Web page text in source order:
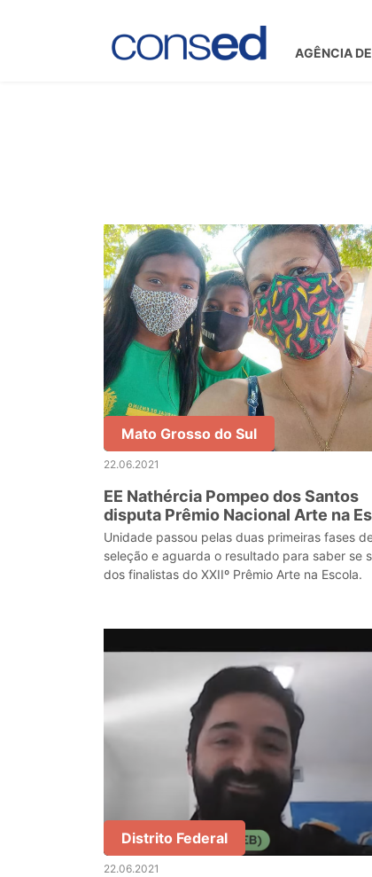
AGÊNCIA
Mato Grosso do Sul
22.06.2021
EE Nathércia Pompeo dos Santos
disputa Prêmio Nacional Arte na
Unidade passou pelas duas primeiras fases
seleção e aguarda o resultado para saber se
dos finalistas do XXIIº Prêmio Arte na Escola.
Distrito Federal
22.06.2021